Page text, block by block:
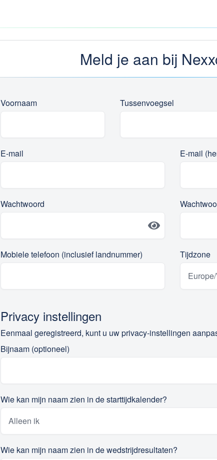
Meld je aan bij
Voornaam Tussenvoegsel
E-mail E-mail
Wachtwoord
Mobiele telefoon (inclusief landnummer) Tijdzone
Privacy instellingen
Eenmaal geregistreerd, kunt u uw privacy-instellingen
Bijnaam (optioneel)
Wie kan mijn naam zien in de starttijdkalender?
Wie kan mijn naam zien in de wedstrijdresultaten?